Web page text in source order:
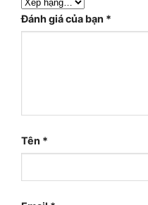
Đánh giá của bạn *
Tên *